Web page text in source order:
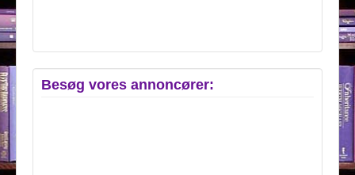
Besøg vores annoncører: